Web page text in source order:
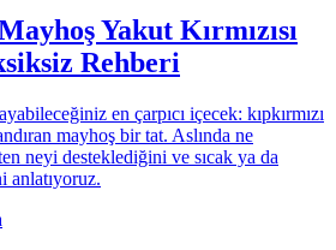
Yakut Kırmızısı
Rehberi
en çarpıcı içecek: kıpkırmızı
mayhoş bir tat. Aslında ne
neyi desteklediğini ve sıcak ya da
anlatıyoruz.